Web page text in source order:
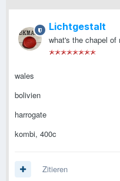
Lichtgestalt
what's the chapel of
wales
bolivien
harrogate
kombi, 400c
Zitieren